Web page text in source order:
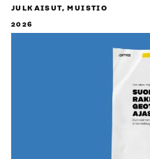
JULKAISUT, MUISTIO
2026